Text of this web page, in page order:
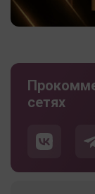
сетях